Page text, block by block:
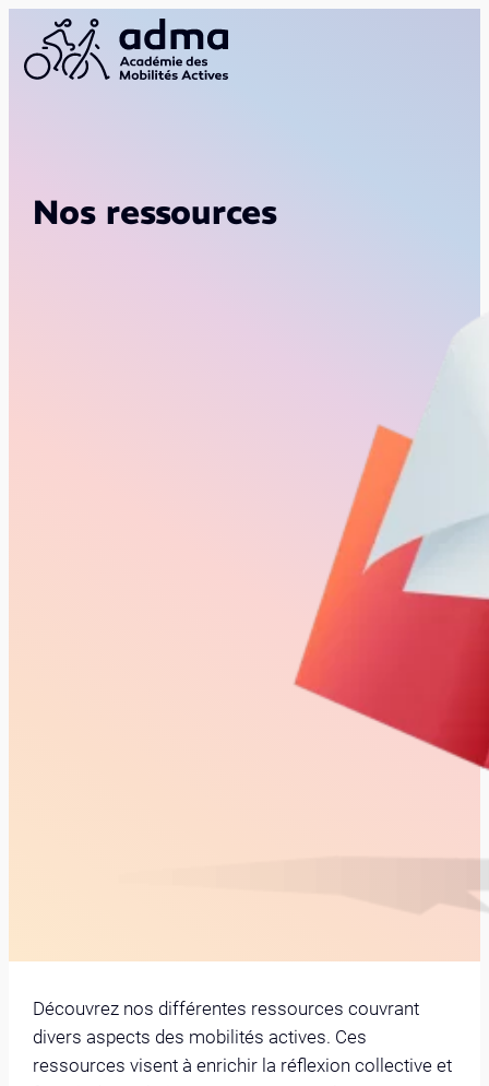
Nos ressources
Découvrez nos différentes ressources couvrant
divers aspects des mobilités actives. Ces
ressources visent à enrichir la réflexion collective et